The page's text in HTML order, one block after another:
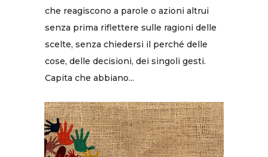
che reagiscono a parole o azioni altrui
senza prima riflettere sulle ragioni delle
scelte, senza chiedersi il perché delle
cose, delle decisioni, dei singoli gesti.
Capita che abbiano...